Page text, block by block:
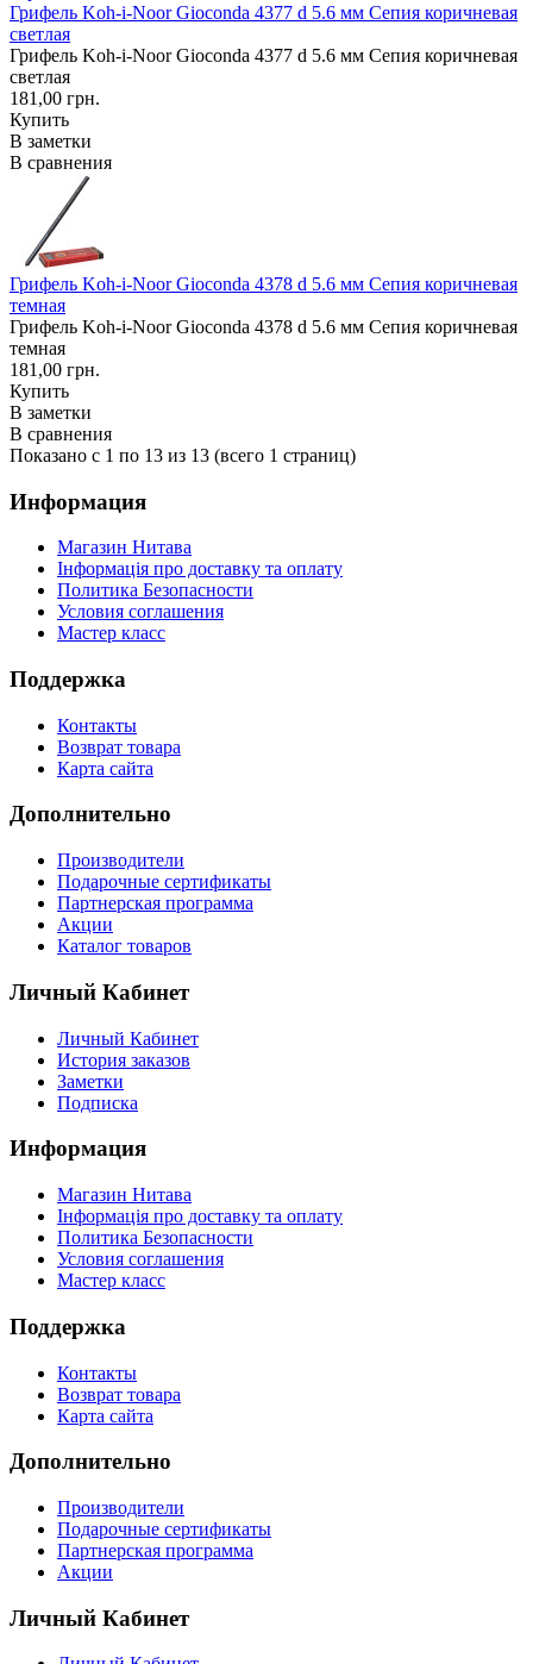
Грифель Koh-i-Noor Gioconda 4377 d 5.6 мм Сепия коричневая
светлая
Грифель Koh-i-Noor Gioconda 4377 d 5.6 мм Сепия коричневая
светлая
181,00 грн.
Купить
В заметки
В сравнения
Грифель Koh-i-Noor Gioconda 4378 d 5.6 мм Сепия коричневая
темная
Грифель Koh-i-Noor Gioconda 4378 d 5.6 мм Сепия коричневая
темная
181,00 грн.
Купить
В заметки
В сравнения
Показано с 1 по 13 из 13 (всего 1 страниц)
Информация
Магазин Нитава
Інформація про доставку та оплату
Политика Безопасности
Условия соглашения
Мастер класс
Поддержка
Контакты
Возврат товара
Карта сайта
Дополнительно
Производители
Подарочные сертификаты
Партнерская программа
Акции
Каталог товаров
Личный Кабинет
Личный Кабинет
История заказов
Заметки
Подписка
Информация
Магазин Нитава
Інформація про доставку та оплату
Политика Безопасности
Условия соглашения
Мастер класс
Поддержка
Контакты
Возврат товара
Карта сайта
Дополнительно
Производители
Подарочные сертификаты
Партнерская программа
Акции
Личный Кабинет